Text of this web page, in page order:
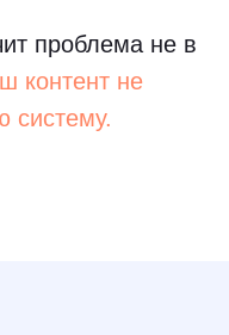
проблема не в
контент не
систему.